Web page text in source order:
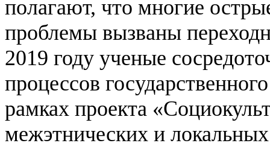
полагают, что многие
проблемы вызваны
2019 году ученые
процессов
рамках проекта
межэтнических и